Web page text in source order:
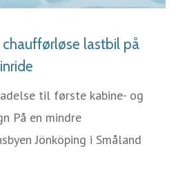
lastbil på
til første kabine- og
På en mindre
Jönköping i Småland